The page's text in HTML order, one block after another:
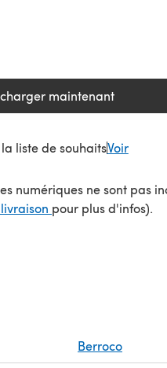
maintenant
(s'ouvre dans un
liste de souhaitsVoir
numériques ne sont pas
(s'ouvre dans un
pour plus d'infos).
Berroco